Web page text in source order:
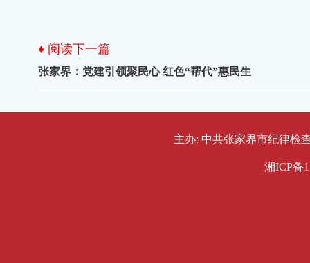
♦ 阅读下一篇
张家界：党建引领聚民心 红色“帮代”惠民生
主办: 中共张家界市纪律检
湘ICP备